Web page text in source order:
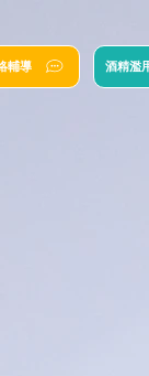
輔導 酒精濫